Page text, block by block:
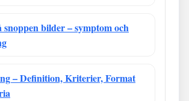
snoppen bilder – symptom och
– Definition, Kriterier, Format